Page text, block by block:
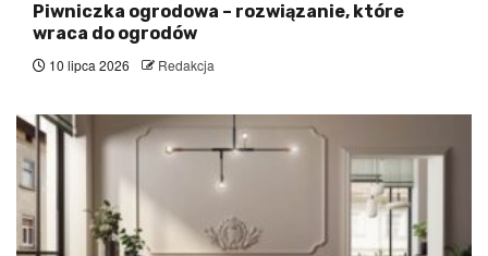
Piwniczka ogrodowa – rozwiązanie, które
wraca do ogrodów
10 lipca 2026 Redakcja